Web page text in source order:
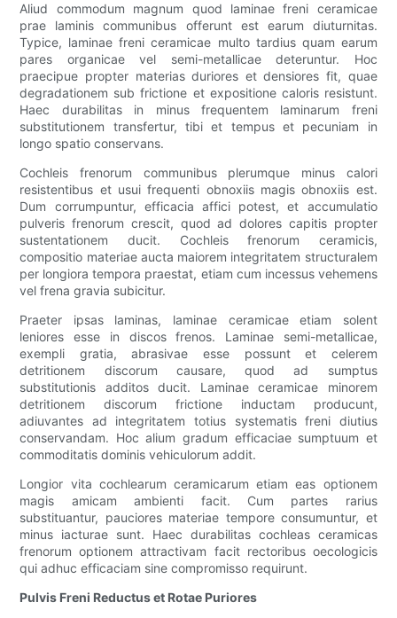
Aliud commodum magnum quod laminae freni ceramicae
prae laminis communibus offerunt est earum diuturnitas.
Typice, laminae freni ceramicae multo tardius quam earum
pares organicae vel semi-metallicae deteruntur. Hoc
praecipue propter materias duriores et densiores fit, quae
degradationem sub frictione et expositione caloris resistunt.
Haec durabilitas in minus frequentem laminarum freni
substitutionem transfertur, tibi et tempus et pecuniam in
longo spatio conservans.
Cochleis frenorum communibus plerumque minus calori
resistentibus et usui frequenti obnoxiis magis obnoxiis est.
Dum corrumpuntur, efficacia affici potest, et accumulatio
pulveris frenorum crescit, quod ad dolores capitis propter
sustentationem ducit. Cochleis frenorum ceramicis,
compositio materiae aucta maiorem integritatem structuralem
per longiora tempora praestat, etiam cum incessus vehemens
vel frena gravia subicitur.
Praeter ipsas laminas, laminae ceramicae etiam solent
leniores esse in discos frenos. Laminae semi-metallicae,
exempli gratia, abrasivae esse possunt et celerem
detritionem discorum causare, quod ad sumptus
substitutionis additos ducit. Laminae ceramicae minorem
detritionem discorum frictione inductam producunt,
adiuvantes ad integritatem totius systematis freni diutius
conservandam. Hoc alium gradum efficaciae sumptuum et
commoditatis dominis vehiculorum addit.
Longior vita cochlearum ceramicarum etiam eas optionem
magis amicam ambienti facit. Cum partes rarius
substituantur, pauciores materiae tempore consumuntur, et
minus iacturae sunt. Haec durabilitas cochleas ceramicas
frenorum optionem attractivam facit rectoribus oecologicis
qui adhuc efficaciam sine compromisso requirunt.
Pulvis Freni Reductus et Rotae Puriores